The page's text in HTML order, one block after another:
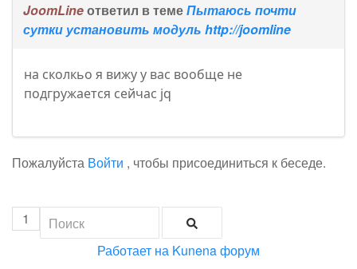
JoomLineответил в темеПытаюсь почти
сутки установить модуль http://joomline
на сколкьо я вижу у вас вообще не
подгружается сейчас jq
Пожалуйста Войти , чтобы присоединиться к беседе.
1
Работает на Kunena форум